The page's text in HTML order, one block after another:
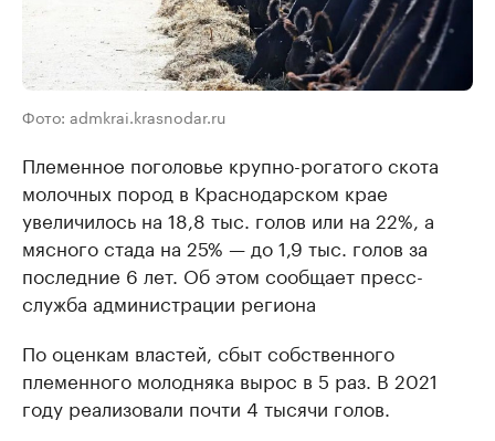
Фото: admkrai.krasnodar.ru
Племенное поголовье крупно-рогатого скота
молочных пород в Краснодарском крае
увеличилось на 18,8 тыс. голов или на 22%, а
мясного стада на 25% — до 1,9 тыс. голов за
последние 6 лет. Об этом сообщает пресс-
служба администрации региона
По оценкам властей, сбыт собственного
племенного молодняка вырос в 5 раз. В 2021
году реализовали почти 4 тысячи голов.